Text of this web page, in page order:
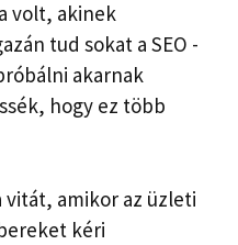
volt, akinek
tud sokat a SEO -
akarnak
hogy ez több
amikor az üzleti
kéri